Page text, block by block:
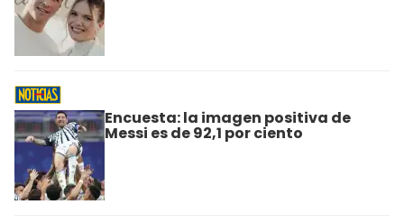
Encuesta: la imagen positiva de
Messi es de 92,1 por ciento